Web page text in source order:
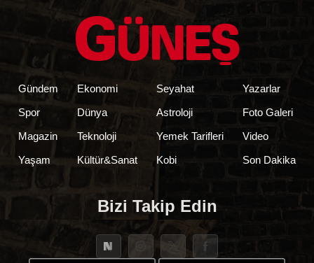
Gündem
Spor
Magazin
Yaşam
Ekonomi
Dünya
Teknoloji
Kültür&Sanat
Seyahat
Astroloji
Yemek Tarifleri
Kobi
Yazarlar
Foto Galeri
Video
Son Dakika
Bizi Takip Edin